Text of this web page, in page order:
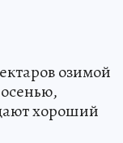
озимой
хороший